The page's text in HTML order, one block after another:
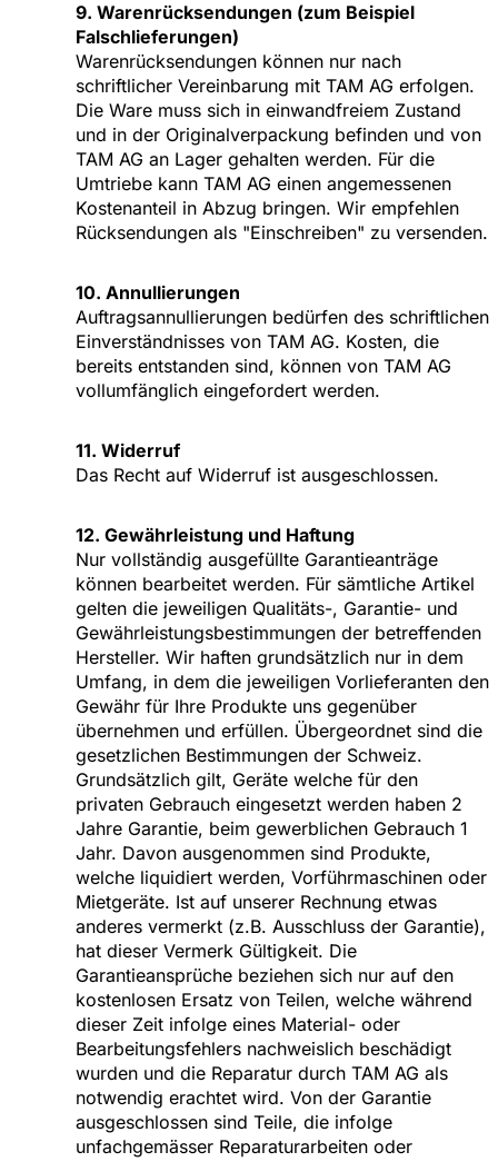
9. Warenrücksendungen (zum Beispiel
Falschlieferungen)
Warenrücksendungen können nur nach
schriftlicher Vereinbarung mit TAM AG erfolgen.
Die Ware muss sich in einwandfreiem Zustand
und in der Originalverpackung befinden und von
TAM AG an Lager gehalten werden. Für die
Umtriebe kann TAM AG einen angemessenen
Kostenanteil in Abzug bringen. Wir empfehlen
Rücksendungen als "Einschreiben" zu versenden.
10. Annullierungen
Auftragsannullierungen bedürfen des schriftlichen
Einverständnisses von TAM AG. Kosten, die
bereits entstanden sind, können von TAM AG
vollumfänglich eingefordert werden.
11. Widerruf
Das Recht auf Widerruf ist ausgeschlossen.
12. Gewährleistung und Haftung
Nur vollständig ausgefüllte Garantieanträge
können bearbeitet werden. Für sämtliche Artikel
gelten die jeweiligen Qualitäts-, Garantie- und
Gewährleistungsbestimmungen der betreffenden
Hersteller. Wir haften grundsätzlich nur in dem
Umfang, in dem die jeweiligen Vorlieferanten den
Gewähr für Ihre Produkte uns gegenüber
übernehmen und erfüllen. Übergeordnet sind die
gesetzlichen Bestimmungen der Schweiz.
Grundsätzlich gilt, Geräte welche für den
privaten Gebrauch eingesetzt werden haben 2
Jahre Garantie, beim gewerblichen Gebrauch 1
Jahr. Davon ausgenommen sind Produkte,
welche liquidiert werden, Vorführmaschinen oder
Mietgeräte. Ist auf unserer Rechnung etwas
anderes vermerkt (z.B. Ausschluss der Garantie),
hat dieser Vermerk Gültigkeit. Die
Garantieansprüche beziehen sich nur auf den
kostenlosen Ersatz von Teilen, welche während
dieser Zeit infolge eines Material- oder
Bearbeitungsfehlers nachweislich beschädigt
wurden und die Reparatur durch TAM AG als
notwendig erachtet wird. Von der Garantie
ausgeschlossen sind Teile, die infolge
unfachgemässer Reparaturarbeiten oder